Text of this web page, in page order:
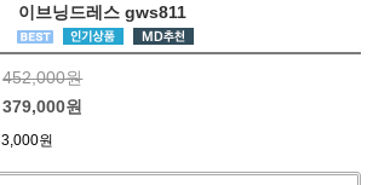
이브닝드레스 gws811
452,000원
379,000원
3,000원